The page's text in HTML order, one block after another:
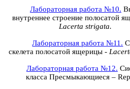
Лабораторная работа №10.
внутреннее строение полосатой
Lacerta strigata.
Лабораторная работа №11.
скелета полосатой ящерицы -
Лабораторная работа №12.
класса Пресмыкающиеся –